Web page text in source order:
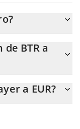
EUR.
BTR a
EUR. Solo necesitas
a EUR?